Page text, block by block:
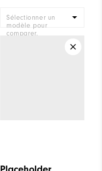
Sélectionner un
modèle pour
comparer.